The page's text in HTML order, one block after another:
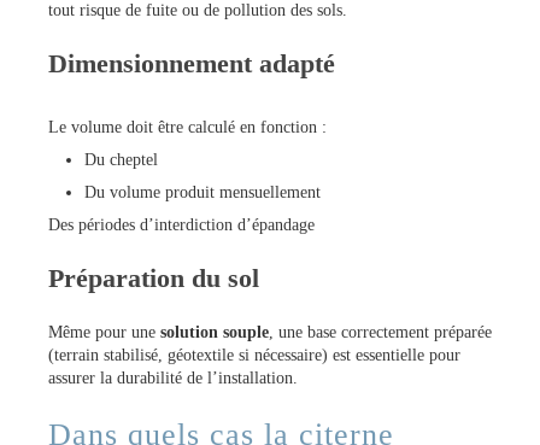
tout risque de fuite ou de pollution des sols.
Dimensionnement adapté
Le volume doit être calculé en fonction :
Du cheptel
Du volume produit mensuellement
Des périodes d’interdiction d’épandage
Préparation du sol
Même pour une solution souple, une base correctement préparée
(terrain stabilisé, géotextile si nécessaire) est essentielle pour
assurer la durabilité de l’installation.
Dans quels cas la citerne